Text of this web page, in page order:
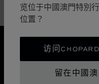
览位于中國澳門特別
位置？
访问
留在中國
配件
安全支付